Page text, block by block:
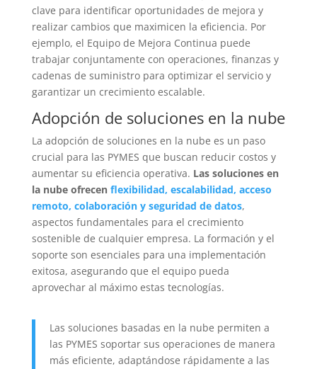
clave para identificar oportunidades de mejora y
realizar cambios que maximicen la eficiencia. Por
ejemplo, el Equipo de Mejora Continua puede
trabajar conjuntamente con operaciones, finanzas y
cadenas de suministro para optimizar el servicio y
garantizar un crecimiento escalable.
Adopción de soluciones en la nube
La adopción de soluciones en la nube es un paso
crucial para las PYMES que buscan reducir costos y
aumentar su eficiencia operativa. Las soluciones en
la nube ofrecen flexibilidad, escalabilidad, acceso
remoto, colaboración y seguridad de datos,
aspectos fundamentales para el crecimiento
sostenible de cualquier empresa. La formación y el
soporte son esenciales para una implementación
exitosa, asegurando que el equipo pueda
aprovechar al máximo estas tecnologías.
Las soluciones basadas en la nube permiten a
las PYMES soportar sus operaciones de manera
más eficiente, adaptándose rápidamente a las